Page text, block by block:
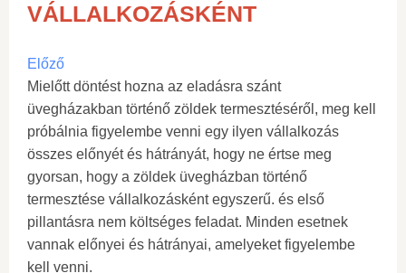
VÁLLALKOZÁSKÉNT
Előző
Mielőtt döntést hozna az eladásra szánt
üvegházakban történő zöldek termesztéséről, meg kell
próbálnia figyelembe venni egy ilyen vállalkozás
összes előnyét és hátrányát, hogy ne értse meg
gyorsan, hogy a zöldek üvegházban történő
termesztése vállalkozásként egyszerű. és első
pillantásra nem költséges feladat. Minden esetnek
vannak előnyei és hátrányai, amelyeket figyelembe
kell venni.